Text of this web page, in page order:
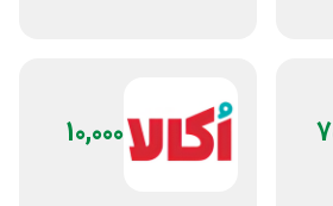
10,000